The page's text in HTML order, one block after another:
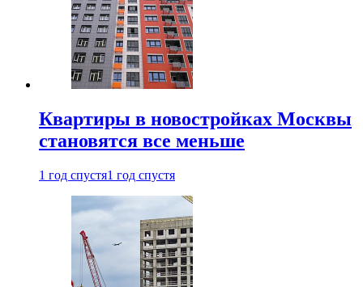
Квартиры в новостройках Москвы
становятся все меньше
1 год спустя1 год спустя